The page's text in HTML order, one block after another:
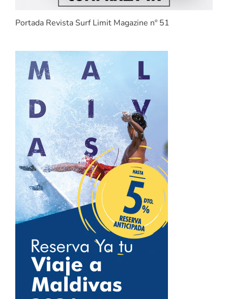
Portada Revista Surf Limit Magazine nº 51